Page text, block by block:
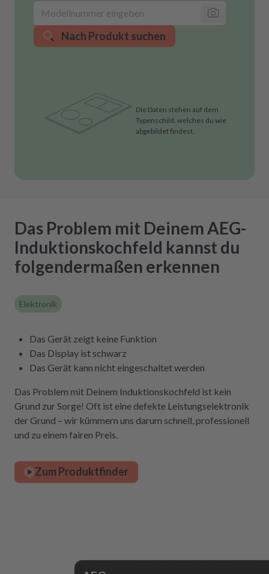
Nach Produkt suchen
Die Daten stehen auf dem
Typenschild, welches du wie
abgebildet findest.
Das Problem mit Deinem AEG-
Induktionskochfeld kannst du
folgendermaßen erkennen
Elektronik
Das Gerät zeigt keine Funktion
Das Display ist schwarz
Das Gerät kann nicht eingeschaltet werden
Das Problem mit Deinem Induktionskochfeld ist kein
Grund zur Sorge! Oft ist eine defekte Leistungselektronik
der Grund – wir kümmern uns darum schnell, professionell
und zu einem fairen Preis.
Zum Produktfinder